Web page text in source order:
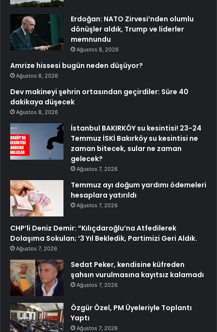
Erdoğan: NATO Zirvesi’nden olumlu
dönüşler aldık, Trump ve liderler
memnundu
Ağustos 8, 2026
Amrize hissesi bugün neden düşüyor?
Ağustos 8, 2026
Dev makineyi şehrin ortasından geçirdiler: Süre 40
dakikaya düşecek
Ağustos 8, 2026
İstanbul BAKIRKÖY su kesintisi! 23-24
Temmuz İSKİ Bakırköy su kesintisi ne
zaman bitecek, sular ne zaman
gelecek?
Ağustos 7, 2026
Temmuz ayı doğum yardımı ödemeleri
hesaplara yatırıldı
Ağustos 7, 2026
CHP’li Deniz Demir: “Kılıçdaroğlu’na Atfedilerek
Dolaşıma Sokulan; ‘3 Yıl Bekledik, Partimizi Geri Aldık.
Ağustos 7, 2026
Sedat Peker, kendisine küfreden
şahsın vurulmasına kayıtsız kalamadı
Ağustos 7, 2026
Özgür Özel, PM Üyeleriyle Toplantı
Yaptı
Ağustos 7, 2026